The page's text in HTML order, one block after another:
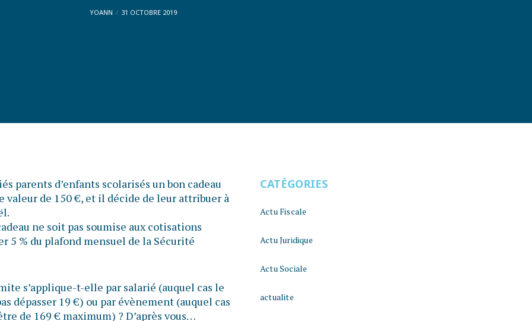
YOANN 31 OCTOBRE 2019
parents d’enfants scolarisés un bon cadeau
valeur de 150 €, et il décide de leur attribuer à
ne soit pas soumise aux cotisations
5 % du plafond mensuel de la Sécurité
s’applique-t-elle par salarié (auquel cas le
dépasser 19 €) ou par évènement (auquel cas
de 169 € maximum) ? D’après vous…
CATÉGORIES
Actu Fiscale
Actu Juridique
Actu Sociale
actualite